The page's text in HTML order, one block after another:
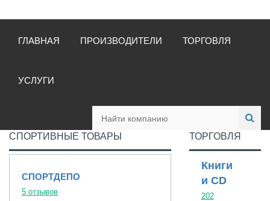
ГЛАВНАЯ ПРОИЗВОДИТЕЛИ ТОРГОВЛЯ
УСЛУГИ
СПОРТИВНЫЕ ТОВАРЫ
СПОРТДЕПО
5 отзывов
ТОРГОВЛЯ
Книги
и CD
202